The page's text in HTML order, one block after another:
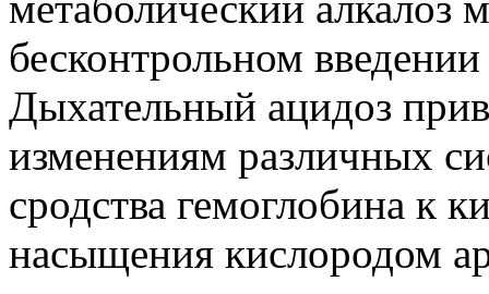
бесконтрольном
Дыхательный ацидоз
изменениям различных
сродства гемоглобина к
насыщения кислородом